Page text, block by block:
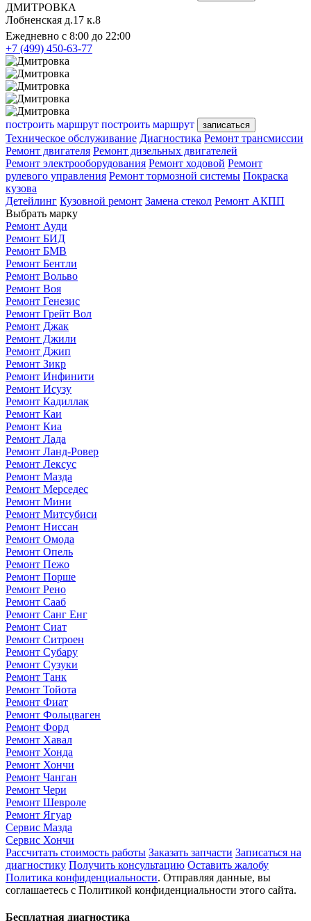
ДМИТРОВКА
Лобненская д.17 к.8
Ежедневно с 8:00 до 22:00
+7 (499) 450-63-77
построить маршрут построить маршрут записаться
Техническое обслуживание Диагностика Ремонт трансмиссии
Ремонт двигателя Ремонт дизельных двигателей
Ремонт электрооборудования Ремонт ходовой Ремонт
рулевого управления Ремонт тормозной системы Покраска
кузова
Детейлинг Кузовной ремонт Замена стекол Ремонт АКПП
Выбрать марку
Ремонт Ауди
Ремонт БИД
Ремонт БМВ
Ремонт Бентли
Ремонт Вольво
Ремонт Воя
Ремонт Генезис
Ремонт Грейт Вол
Ремонт Джак
Ремонт Джили
Ремонт Джип
Ремонт Зикр
Ремонт Инфинити
Ремонт Исузу
Ремонт Кадиллак
Ремонт Каи
Ремонт Киа
Ремонт Лада
Ремонт Ланд-Ровер
Ремонт Лексус
Ремонт Мазда
Ремонт Мерседес
Ремонт Мини
Ремонт Митсубиси
Ремонт Ниссан
Ремонт Омода
Ремонт Опель
Ремонт Пежо
Ремонт Порше
Ремонт Рено
Ремонт Сааб
Ремонт Санг Енг
Ремонт Сиат
Ремонт Ситроен
Ремонт Субару
Ремонт Сузуки
Ремонт Танк
Ремонт Тойота
Ремонт Фиат
Ремонт Фольцваген
Ремонт Форд
Ремонт Хавал
Ремонт Хонда
Ремонт Хончи
Ремонт Чанган
Ремонт Чери
Ремонт Шевроле
Ремонт Ягуар
Сервис Мазда
Сервис Хончи
Рассчитать стоимость работы Заказать запчасти Записаться на
диагностику Получить консультацию Оставить жалобу
Политика конфиденциальности. Отправляя данные, вы
соглашаетесь с Политикой конфиденциальности этого сайта.
Бесплатная диагностика